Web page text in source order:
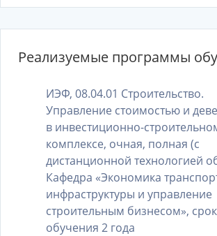
Реализуемые программы
ИЭФ, 08.04.01 Строительство.
Управление стоимостью и
в инвестиционно-
комплексе, очная, полная (с
дистанционной технологией
Кафедра «Экономика
инфраструктуры и управление
строительным бизнесом», срок
обучения 2 года